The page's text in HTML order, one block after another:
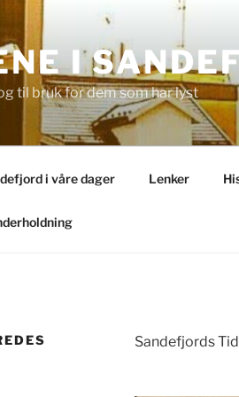
I
til bruk for dem som har lyst
i våre dager Lenker
Sandefjords